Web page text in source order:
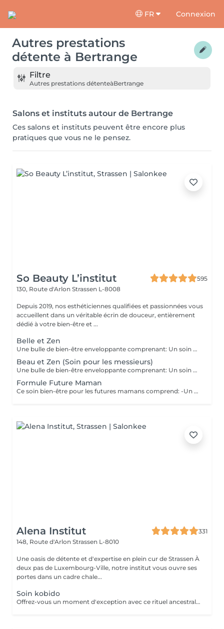
FR Connexion
Autres prestations
détente à Bertrange
Filtre
Autres prestations détenteàBertrange
Salons et instituts autour de Bertrange
Ces salons et instituts peuvent être encore plus
pratiques que vous ne le pensez.
So Beauty L’institut
595
130, Route d'Arlon Strassen L-8008
Depuis 2019, nos esthéticiennes qualifiées et passionnées vous
accueillent dans un véritable écrin de douceur, entièrement
dédié à votre bien-être et ...
Belle et Zen
Une bulle de bien-être enveloppante comprenant: Un soin du visage nettoyant et hydratant d'une durée de 60 minutes. (Démaquillage, gommage, extraction des comédons, massage visage, masque et crème de soin) Une manucure ( Limage, la pousse et coupe des cuticules, gommage et massage avec crème de soin. Base transparente comprise si souhaitée) Un massage relaxant des pieds ou des mains d'une durée de 20 minutes
Beau et Zen (Soin pour les messieurs)
Une bulle de bien-être enveloppante comprenant: Un soin visage éclat d'une durée de 50 minutes adapté à votre type de peau (Nettoyage, gommage, extraction des comédons, massage visage, masque et crème de soin) Un massage relaxant du dos d'une durée de 20 minutes. Une manucure ( Limage, la pousse et coupe des cuticules, gommage et massage avec crème de soin)
Formule Future Maman
Ce soin bien-être pour les futures mamans comprend: -Un soin Visage Hydratant 60 minutes. -Une beauté des pieds -Un massage pré-natal 50 minutes -Un soin drainant des jambes 20 minutes Un petite bulle de bien-être à s'offrir ou se faire offrir. Possibilité de faire les soins le même jour, ou sur plusieurs jours.
Alena Institut
331
148, Route d'Arlon Strassen L-8010
Une oasis de détente et d'expertise en plein cur de Strassen À
deux pas de Luxembourg-Ville, notre institut vous ouvre ses
portes dans un cadre chale...
Soin kobido
Offrez-vous un moment d'exception avec ce rituel ancestral japonais. Le Kobido stimule la circulation, tonifie les muscles du visage et apporte un éclat naturel immédiat. Grâce à des manuvres précises et profondes, il détend les tensions, lisse les traits et procure une sensation de légèreté et de bien-être. Un soin complet qui illumine le visage tout en apaisant l'esprit.